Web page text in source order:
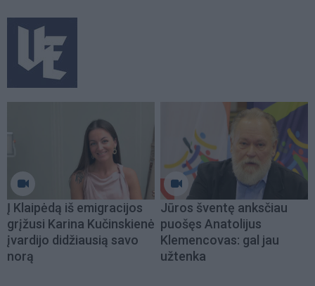
Į Klaipėdą iš emigracijos
grįžusi Karina Kučinskienė
įvardijo didžiausią savo
norą
Jūros šventę anksčiau
puošęs Anatolijus
Klemencovas: gal jau
užtenka